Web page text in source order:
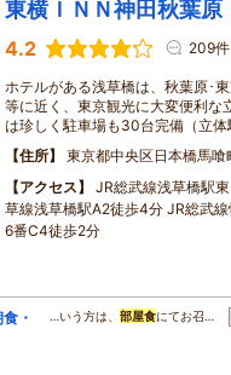
東横ＩＮＮ神田秋葉原
4.2 209件
ホテルがある浅草橋は、秋葉原･
等に近く、東京観光に大変便利な
は珍しく駐車場も30台完備（立
住所
東京都中央区日本橋馬喰
アクセス
JR総武線浅草橋駅
草線浅草橋駅A2徒歩4分 JR総武
6番C4徒歩2分
・
…いう方は、 部屋食にてお召…